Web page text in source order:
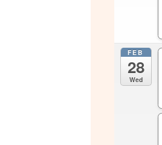
FEB
28
Wed